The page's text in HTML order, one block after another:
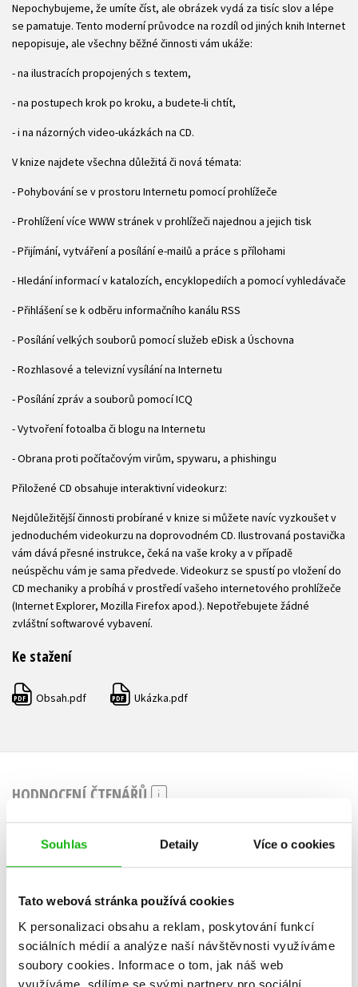
Souhlas Detaily Více o cookies
Tato webová stránka používá cookies
K personalizaci obsahu a reklam, poskytování funkcí
sociálních médií a analýze naší návštěvnosti využíváme
soubory cookies. Informace o tom, jak náš web
využíváme, sdílíme se svými partnery pro sociální
Nepochybujeme, že umíte číst, ale obrázek vydá za tisíc slov a lépe
se pamatuje. Tento moderní průvodce na rozdíl od jiných knih Internet
nepopisuje, ale všechny běžné činnosti vám ukáže:
- na ilustracích propojených s textem,
- na postupech krok po kroku, a budete-li chtít,
- i na názorných video-ukázkách na CD.
V knize najdete všechna důležitá či nová témata:
- Pohybování se v prostoru Internetu pomocí prohlížeče
- Prohlížení více WWW stránek v prohlížeči najednou a jejich tisk
- Přijímání, vytváření a posílání e-mailů a práce s přílohami
- Hledání informací v katalozích, encyklopediích a pomocí vyhledávače
- Přihlášení se k odběru informačního kanálu RSS
- Posílání velkých souborů pomocí služeb eDisk a Úschovna
- Rozhlasové a televizní vysílání na Internetu
- Posílání zpráv a souborů pomocí ICQ
- Vytvoření fotoalba či blogu na Internetu
- Obrana proti počítačovým virům, spywaru, a phishingu
Přiložené CD obsahuje interaktivní videokurz:
Nejdůležitější činnosti probírané v knize si můžete navíc vyzkoušet v
jednoduchém videokurzu na doprovodném CD. Ilustrovaná postavička
vám dává přesné instrukce, čeká na vaše kroky a v případě
neúspěchu vám je sama předvede. Videokurz se spustí po vložení do
CD mechaniky a probíhá v prostředí vašeho internetového prohlížeče
(Internet Explorer, Mozilla Firefox apod.). Nepotřebujete žádné
zvláštní softwarové vybavení.
Ke stažení
PDF Obsah.pdf PDF Ukázka.pdf
HODNOCENÍ ČTENÁŘŮ
Vaše hodnocení
Uživatelskou recenzi mohou vkládat pouze registrovaní uživatelé
Přihlásit